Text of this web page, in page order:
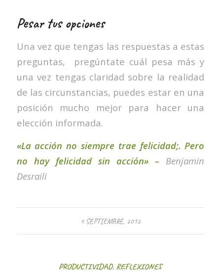
Pesar tus opciones
Una vez que tengas las respuestas a estas
preguntas, pregúntate cuál pesa más y
una vez tengas claridad sobre la realidad
de las circunstancias, puedes estar en una
posición mucho mejor para hacer una
elección informada.
«La acción no siempre trae felicidad;. Pero
no hay felicidad sin acción» – Benjamin
Desraili
4 SEPTIEMBRE, 2012
PRODUCTIVIDAD, REFLEXIONES